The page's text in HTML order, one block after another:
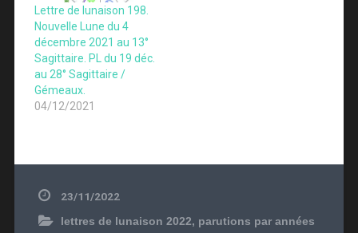
venir.Parution le 7
novembre 2018 (PDF
– 32 pages). Vous
pouvez la commander
ici (5,50€). Nous…
Lettre de lunaison 198.
Nouvelle Lune du 4
décembre 2021 au 13°
Sagittaire. PL du 19 déc.
au 28° Sagittaire /
Gémeaux.
04/12/2021
23/11/2022
lettres de lunaison 2022, parutions par années